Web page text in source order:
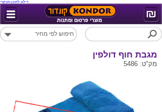
דילוג לתוכן העיקרי
מגבת חוף דולפין
מק"ט: 5486